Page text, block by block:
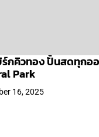
ร์กคิวทอง ปั้นสดทุกอ
Park
16, 2025